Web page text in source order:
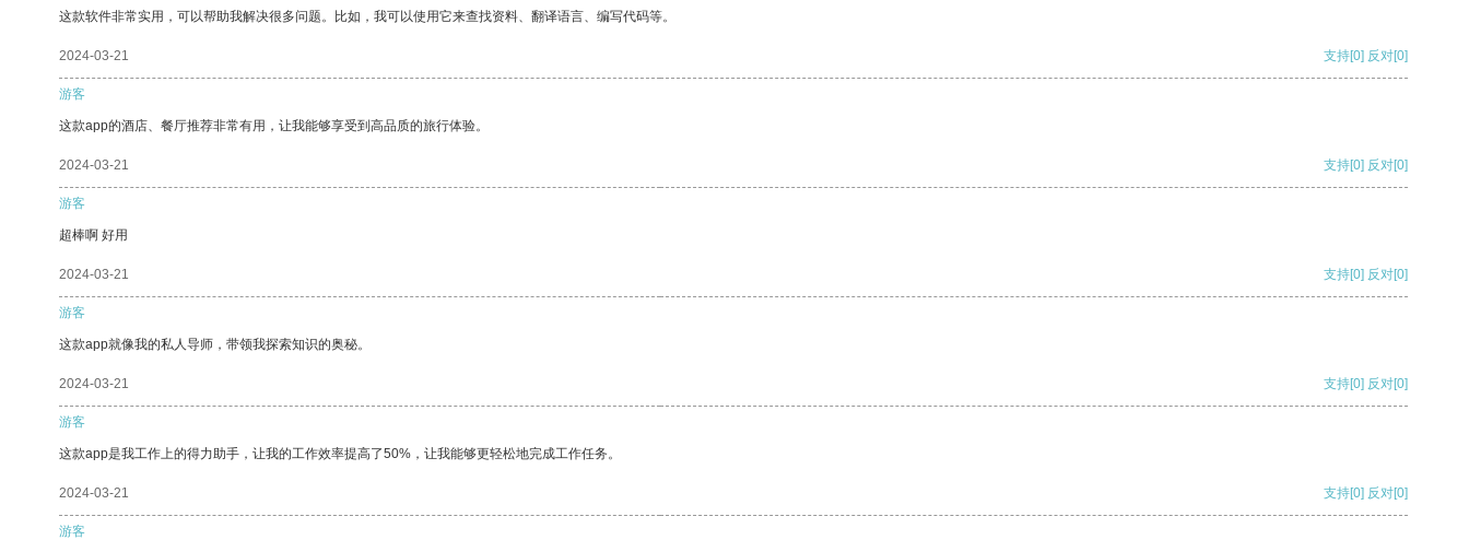
这款软件非常实用，可以帮助我解决很多问题。比如，我可以使用它来查找资料、翻译语言、编写代码等。
2024-03-21 支持[0] 反对[0]
游客
这款app的酒店、餐厅推荐非常有用，让我能够享受到高品质的旅行体验。
2024-03-21 支持[0] 反对[0]
游客
超棒啊 好用
2024-03-21 支持[0] 反对[0]
游客
这款app就像我的私人导师，带领我探索知识的奥秘。
2024-03-21 支持[0] 反对[0]
游客
这款app是我工作上的得力助手，让我的工作效率提高了50%，让我能够更轻松地完成工作任务。
2024-03-21 支持[0] 反对[0]
游客